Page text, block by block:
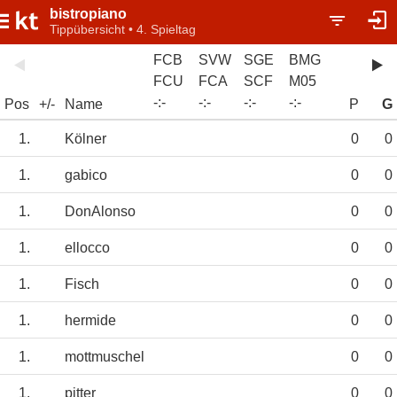
bistropiano
Tippübersicht • 4. Spieltag
Pos +/- Name
FCB
FCU
-:-
SVW
FCA
-:-
SGE
SCF
-:-
BMG
M05
-:- P G
1. Kölner 0 0
1. gabico 0 0
1. DonAlonso 0 0
1. ellocco 0 0
1. Fisch 0 0
1. hermide 0 0
1. mottmuschel 0 0
1. pitter 0 0